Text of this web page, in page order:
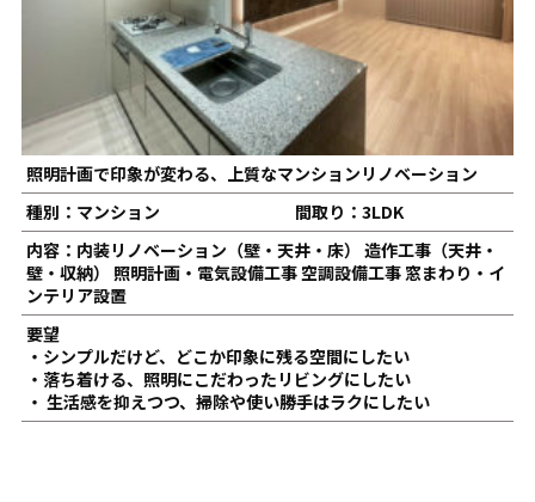
照明計画で印象が変わる、上質なマンションリノベーション
種別：マンション
間取り：3LDK
内容：内装リノベーション（壁・天井・床） 造作工事（天井・
壁・収納） 照明計画・電気設備工事 空調設備工事 窓まわり・イ
ンテリア設置
要望
・シンプルだけど、どこか印象に残る空間にしたい
・落ち着ける、照明にこだわったリビングにしたい
・ 生活感を抑えつつ、掃除や使い勝手はラクにしたい